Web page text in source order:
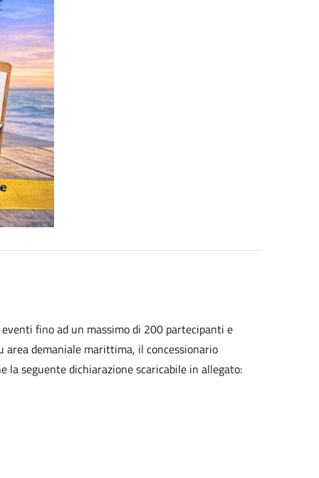
fino ad un massimo di 200 partecipanti e
demaniale marittima, il concessionario
la seguente dichiarazione scaricabile in allegato: